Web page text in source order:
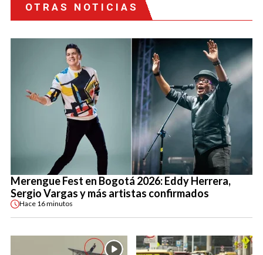
OTRAS NOTICIAS
Merengue Fest en Bogotá 2026: Eddy Herrera,
Sergio Vargas y más artistas confirmados
Hace 16 minutos